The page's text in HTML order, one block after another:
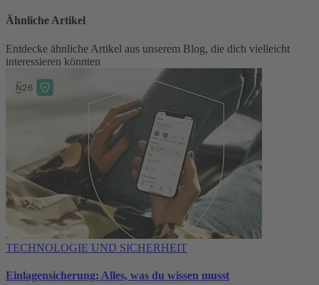
Ähnliche Artikel
Entdecke ähnliche Artikel aus unserem Blog, die dich vielleicht
interessieren könnten
TECHNOLOGIE UND SICHERHEIT
Einlagensicherung: Alles, was du wissen musst